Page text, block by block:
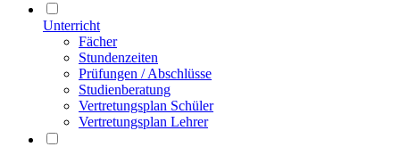
Unterricht
Fächer
Stundenzeiten
Prüfungen / Abschlüsse
Studienberatung
Vertretungsplan Schüler
Vertretungsplan Lehrer